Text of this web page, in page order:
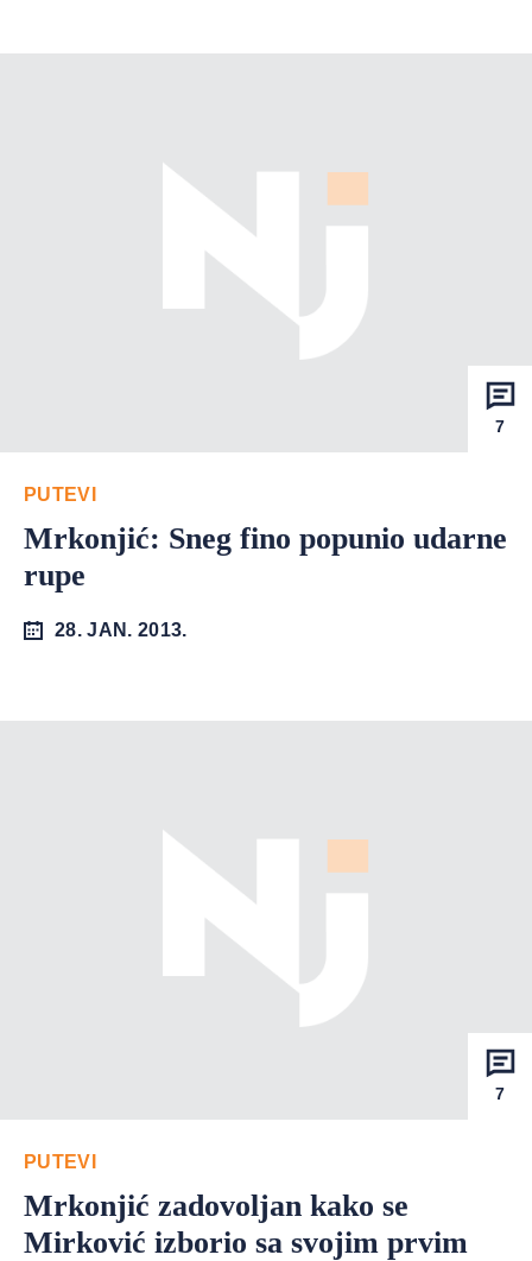
7
PUTEVI
Mrkonjić: Sneg fino popunio udarne
rupe
28. JAN. 2013.
7
PUTEVI
Mrkonjić zadovoljan kako se
Mirković izborio sa svojim prvim